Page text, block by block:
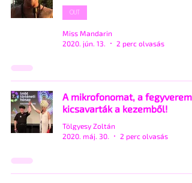
OUT
Miss Mandarin
2020. jún. 13.
2 perc olvasás
A mikrofonomat, a
kicsavarták a kezemből!
Tölgyesy Zoltán
2020. máj. 30.
2 perc olvasás